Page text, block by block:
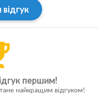
першим!
найкращим відгуком!